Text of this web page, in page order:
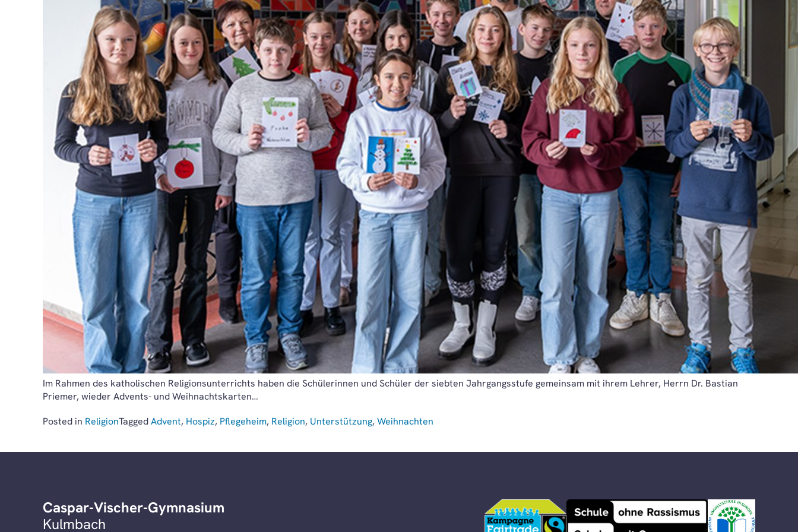
Im Rahmen des katholischen Religionsunterrichts haben die Schülerinnen und Schüler der siebten Jahrgangsstufe gemeinsam mit ihrem Lehrer, Herrn Dr. Bastian
Priemer, wieder Advents- und Weihnachtskarten…
Posted in ReligionTaggedAdvent, Hospiz, Pflegeheim, Religion, Unterstützung, Weihnachten
Caspar-Vischer-Gymnasium
Kulmbach